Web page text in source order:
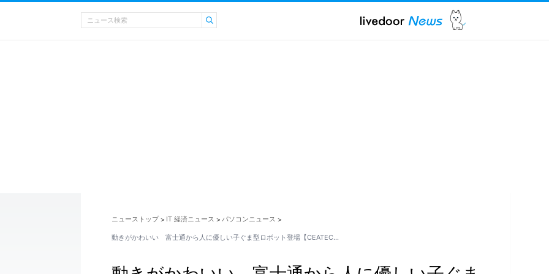
ニューストップ > IT 経済ニュース > パソコンニュース >
動きがかわいい 富士通から人に優しい子ぐま型ロボット登場【CEATEC…